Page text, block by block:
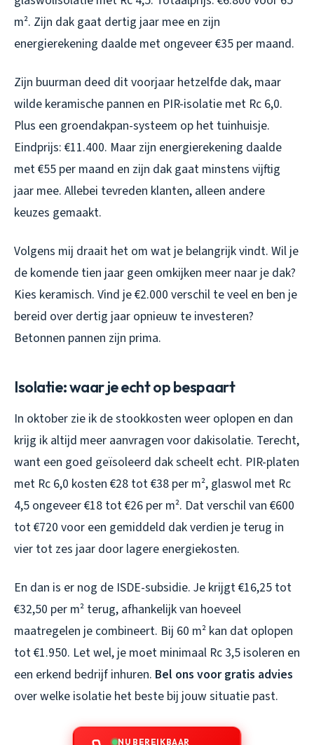
m². Zijn dak gaat dertig jaar mee en zijn
energierekening daalde met ongeveer €35 per maand.
Zijn buurman deed dit voorjaar hetzelfde dak, maar
wilde keramische pannen en PIR-isolatie met Rc 6,0.
Plus een groendakpan-systeem op het tuinhuisje.
Eindprijs: €11.400. Maar zijn energierekening daalde
met €55 per maand en zijn dak gaat minstens vijftig
jaar mee. Allebei tevreden klanten, alleen andere
keuzes gemaakt.
Volgens mij draait het om wat je belangrijk vindt. Wil je
de komende tien jaar geen omkijken meer naar je dak?
Kies keramisch. Vind je €2.000 verschil te veel en ben je
bereid over dertig jaar opnieuw te investeren?
Betonnen pannen zijn prima.
Isolatie: waar je echt op bespaart
In oktober zie ik de stookkosten weer oplopen en dan
krijg ik altijd meer aanvragen voor dakisolatie. Terecht,
want een goed geïsoleerd dak scheelt echt. PIR-platen
met Rc 6,0 kosten €28 tot €38 per m², glaswol met Rc
4,5 ongeveer €18 tot €26 per m². Dat verschil van €600
tot €720 voor een gemiddeld dak verdien je terug in
vier tot zes jaar door lagere energiekosten.
En dan is er nog de ISDE-subsidie. Je krijgt €16,25 tot
€32,50 per m² terug, afhankelijk van hoeveel
maatregelen je combineert. Bij 60 m² kan dat oplopen
tot €1.950. Let wel, je moet minimaal Rc 3,5 isoleren en
een erkend bedrijf inhuren. Bel ons voor gratis advies
over welke isolatie het beste bij jouw situatie past.
NU BEREIKBAAR